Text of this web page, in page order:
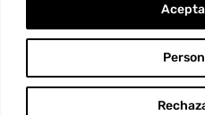
Por qué Cafran
Aviso Legal